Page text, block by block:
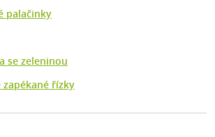
palačinky
se zeleninou
řízky